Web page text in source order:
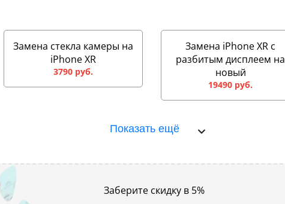
Замена стекла камеры на
iPhone XR
3790 руб.
Замена iPhone XR с
разбитым дисплеем на
новый
19490 руб.
Показать ещё
Заберите скидку в 5%